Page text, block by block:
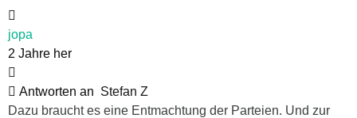
jopa
2 Jahre her
Antworten an Stefan Z
Dazu braucht es eine Entmachtung der Parteien. Und zur